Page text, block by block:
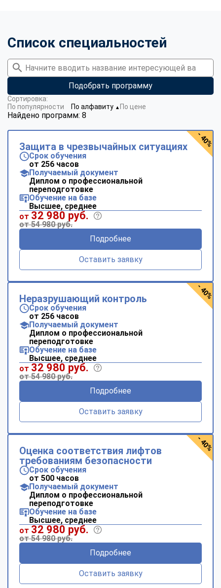
Список специальностей
Подобрать программу
Найдено программ: 8
Сортировка:
По популярности
По алфавиту ▼ По цене
Защита в чрезвычайных ситуациях
Срок обучения
от 256 часов
Получаемый документ
Диплом о профессиональной
переподготовке
Обучение на базе
Высшее, среднее
от 32 980 руб.
от 54 980 руб.
Подробнее
Оставить заявку
- 40%
Неразрушающий контроль
Срок обучения
от 256 часов
Получаемый документ
Диплом о профессиональной
переподготовке
Обучение на базе
Высшее, среднее
от 32 980 руб.
от 54 980 руб.
Подробнее
Оставить заявку
- 40%
Оценка соответствия лифтов
требованиям безопасности
Срок обучения
от 500 часов
Получаемый документ
Диплом о профессиональной
переподготовке
Обучение на базе
Высшее, среднее
от 32 980 руб.
от 54 980 руб.
Подробнее
Оставить заявку
- 40%